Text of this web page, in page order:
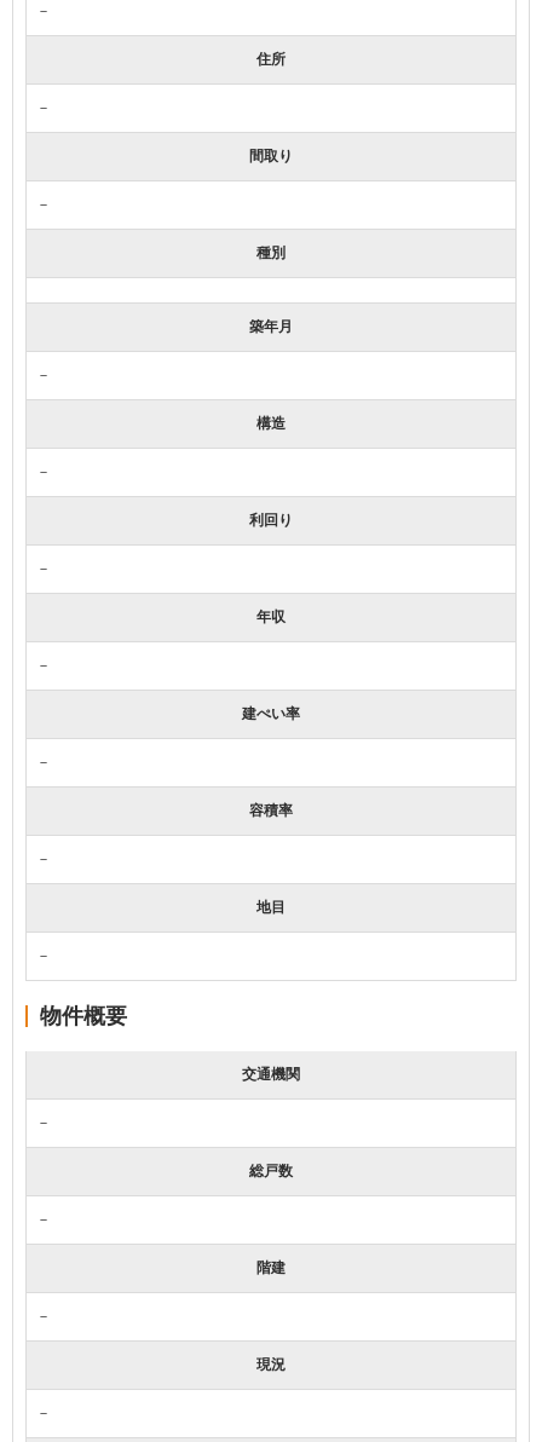
－
住所
－
間取り
－
種別
築年月
－
構造
－
利回り
－
年収
－
建ぺい率
－
容積率
－
地目
－
物件概要
交通機関
－
総戸数
－
階建
－
現況
－